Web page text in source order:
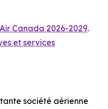
Canada 2026-2029.
et services
société aérienne